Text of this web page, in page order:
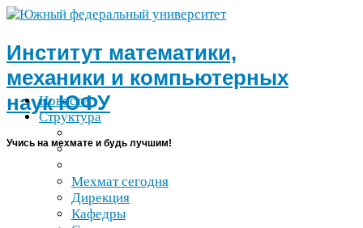
Институт математики,
механики и компьютерных
наукЮФУ
Учись на мехмате и будь лучшим!
Новости
Структура
Мехмат сегодня
Дирекция
Кафедры